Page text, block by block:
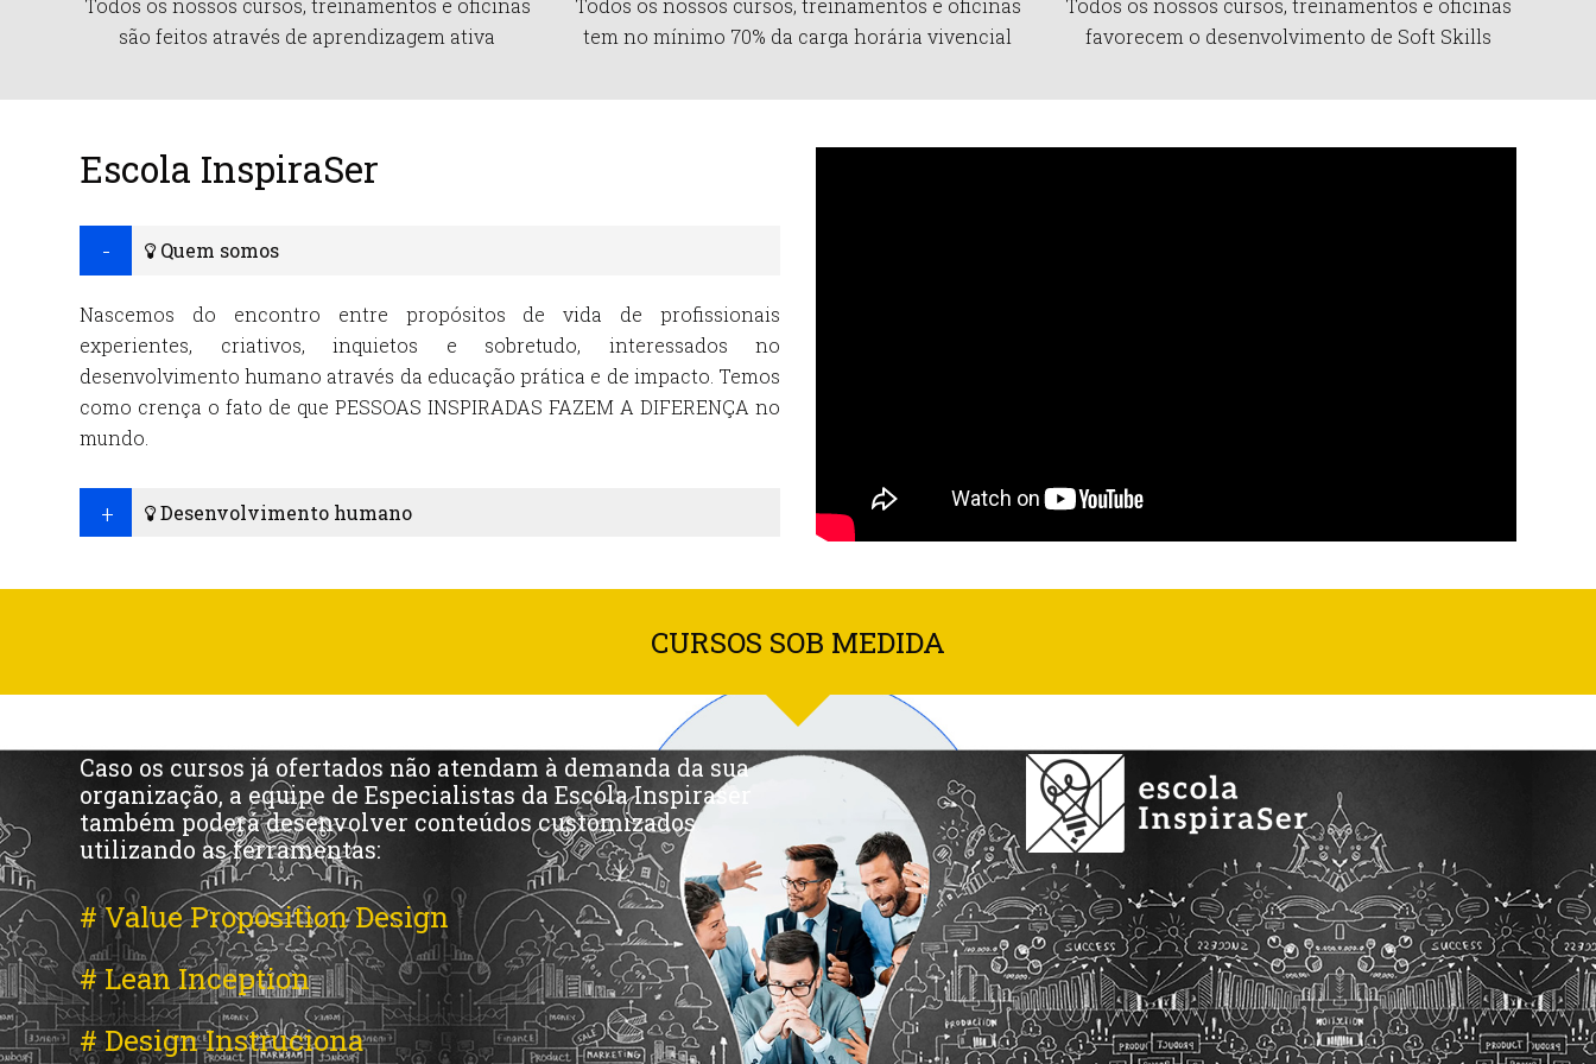
Todos os nossos cursos, treinamentos e oficinas
são feitos através de aprendizagem ativa
Todos os nossos cursos, treinamentos e oficinas
tem no mínimo 70% da carga horária vivencial
Todos os nossos cursos, treinamentos e oficinas
favorecem o desenvolvimento de Soft Skills
Escola InspiraSer
Quem somos
Nascemos do encontro entre propósitos de vida de profissionais
experientes, criativos, inquietos e sobretudo, interessados no
desenvolvimento humano através da educação prática e de impacto. Temos
como crença o fato de que PESSOAS INSPIRADAS FAZEM A DIFERENÇA no
mundo.
Desenvolvimento humano
CURSOS SOB MEDIDA
Caso os cursos já ofertados não atendam à demanda da sua
organização, a equipe de Especialistas da Escola Inspiraser
também poderá desenvolver conteúdos customizados
utilizando as ferramentas:
# Value Proposition Design
# Lean Inception
# Design Instruciona